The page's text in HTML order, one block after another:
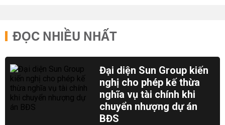
ĐỌC NHIỀU NHẤT
Đại diện Sun Group kiến
nghị cho phép kế thừa
nghĩa vụ tài chính khi
chuyển nhượng dự án
BĐS